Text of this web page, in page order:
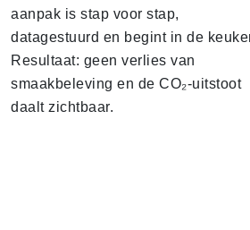
aanpak is stap voor stap,
datagestuurd en begint in de
Resultaat: geen verlies van
smaakbeleving en de CO₂-uitstoot
daalt zichtbaar.